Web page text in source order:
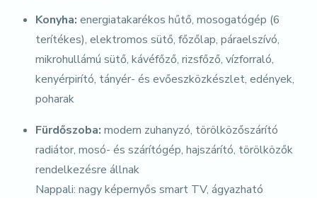
Konyha: energiatakarékos hűtő, mosogatógép (6
terítékes), elektromos sütő, főzőlap, páraelszívó,
mikrohullámú sütő, kávéfőző, rizsfőző, vízforraló,
kenyérpirító, tányér- és evőeszközkészlet, edények,
poharak
Fürdőszoba: modern zuhanyzó, törölközőszárító
radiátor, mosó- és szárítógép, hajszárító, törölközők
rendelkezésre állnak
Nappali: nagy képernyős smart TV, ágyazható